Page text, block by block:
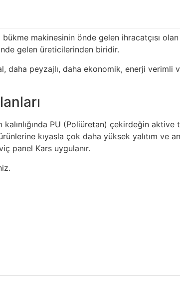
bükme makinesinin önde gelen ihracatçısı
gelen üreticilerinden biridir.
daha peyzajlı, daha ekonomik, enerji
PU (Poliüretan) çekirdeğin
kıyasla çok daha yüksek yalıtım ve
panel Kars uygulanır.